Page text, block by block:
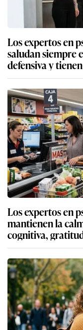
Los expertos en
saludan siempre
defensiva y
Los expertos en
mantienen la
cognitiva,